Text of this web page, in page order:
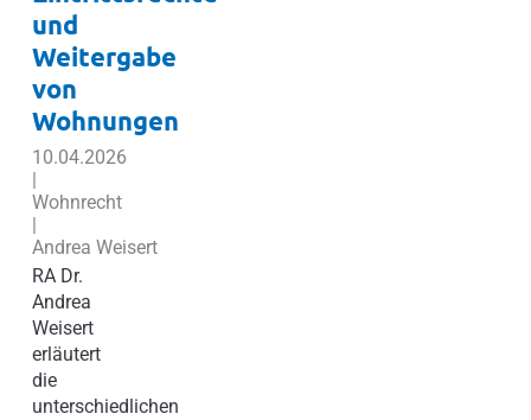
und
Weitergabe
von
Wohnungen
10.04.2026
|
Wohnrecht
|
Andrea Weisert
RA Dr.
Andrea
Weisert
erläutert
die
unterschiedlichen